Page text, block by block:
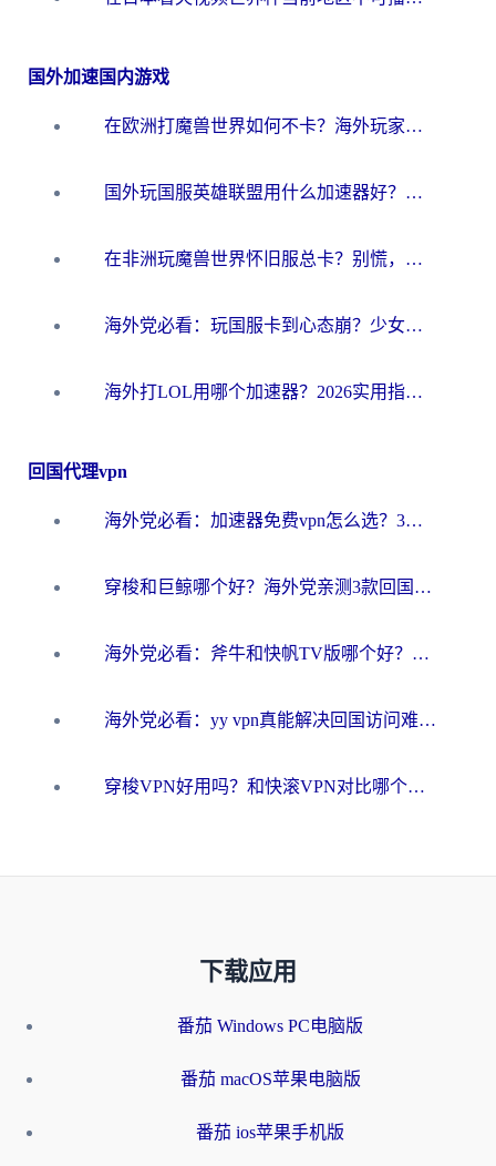
国外加速国内游戏
在欧洲打魔兽世界如何不卡？海外玩家的国服游戏加速终极攻略
国外玩国服英雄联盟用什么加速器好？海外党亲测有效的国服游戏加速指南
在非洲玩魔兽世界怀旧服总卡？别慌，这份指南帮你丝滑开荒
海外党必看：玩国服卡到心态崩？少女前线云图计划加速器免费推荐+碧蓝航线足球世界流畅攻略
海外打LOL用哪个加速器？2026实用指南：从延迟到设备适配，一篇解决你的国服游戏痛点
回国代理vpn
海外党必看：加速器免费vpn怎么选？3步教你无缝访问国内资源
穿梭和巨鲸哪个好？海外党亲测3款回国加速器，教你避开90%的坑
海外党必看：斧牛和快帆TV版哪个好？3分钟选对回国加速器，无缝刷B站、追热剧
海外党必看：yy vpn真能解决回国访问难题？附云极initap测评+免费方案对比
穿梭VPN好用吗？和快滚VPN对比哪个回国效果更好？海外党选回国加速器必看指南
下载应用
番茄 Windows PC电脑版
番茄 macOS苹果电脑版
番茄 ios苹果手机版